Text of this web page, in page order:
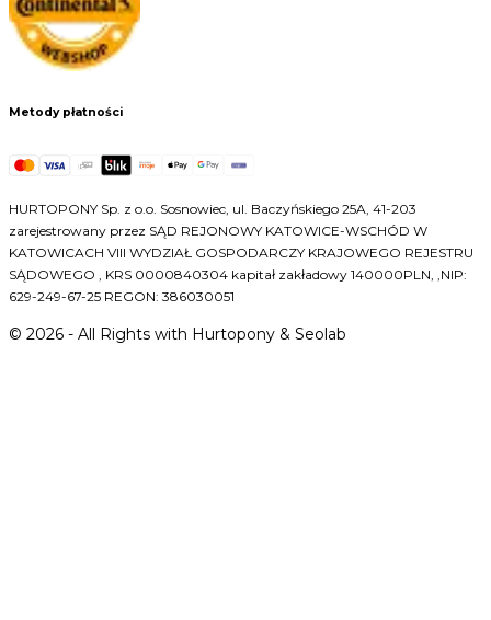
Metody płatności
HURTOPONY Sp. z o.o. Sosnowiec, ul. Baczyńskiego 25A, 41-203
zarejestrowany przez SĄD REJONOWY KATOWICE-WSCHÓD W
KATOWICACH VIII WYDZIAŁ GOSPODARCZY KRAJOWEGO REJESTRU
SĄDOWEGO , KRS 0000840304 kapitał zakładowy 140000PLN, ,NIP:
629-249-67-25 REGON: 386030051
© 2026 - All Rights with Hurtopony & Seolab